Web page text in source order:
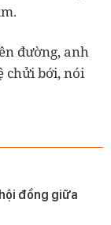
đường, anh
chửi bới, nói
đồng giữa